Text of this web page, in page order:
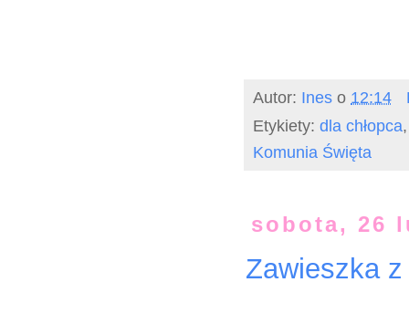
Autor: Ines o 12:14
Etykiety: dla chłopca
Komunia Święta
sobota, 26
Zawieszka